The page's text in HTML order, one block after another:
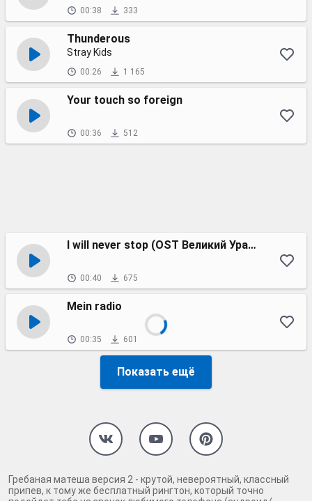
00:38 333
Thunderous
Stray Kids
00:26 1 165
Your touch so foreign
00:36 512
I will never stop (OST Великий Уравнитель 2)
00:40 675
Mein radio
00:35 601
Показать ещё
Гребаная матеша версия 2 - крутой, невероятный, классный
припев, к тому же бесплатный рингтон, который точно